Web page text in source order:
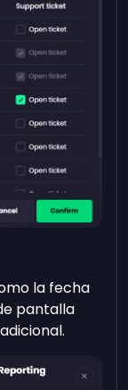
la fecha
pantalla